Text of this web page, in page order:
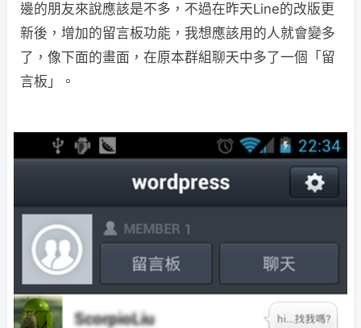
邊的朋友來說應該是不多，不過在昨天Line的改版更
新後，增加的留言板功能，我想應該用的人就會變多
了，像下面的畫面，在原本群組聊天中多了一個「留
言板」。